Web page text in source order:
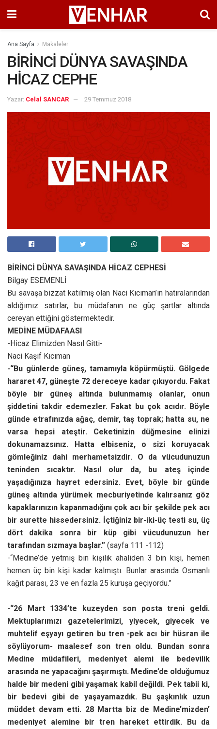
Ana Sayfa Makaleler
BİRİNCİ DÜNYA SAVAŞINDA
HİCAZ CEPHE
Yazar: Celal SANCAR 29 Temmuz 2018
BİRİNCİ DÜNYA SAVAŞINDA HİCAZ CEPHESİ
Bilgay ESEMENLİ
Bu savaşa bizzat katılmış olan Naci Kıcıman’ın hatıralarından
aldığımız satırlar, bu müdafanın ne güç şartlar altında
cereyan ettiğini göstermektedir.
MEDİNE MÜDAFAASI
-Hicaz Elimizden Nasıl Gitti-
Naci Kaşif Kıcıman
-“Bu günlerde güneş, tamamıyla köpürmüştü. Gölgede
hararet 47, güneşte 72 dereceye kadar çıkıyordu. Fakat
böyle bir güneş altında bulunmamış olanlar, onun
şiddetini takdir edemezler. Fakat bu çok acıdır. Böyle
günde etrafınızda ağaç, demir, taş toprak; hatta su, ne
varsa hepsi ateştir. Ceketinizin düğmesine elinizi
dokunamazsınız. Hatta elbiseniz, o sizi koruyacak
gömleğiniz dahi merhametsizdir. O da vücudunuzun
teninden sıcaktır. Nasıl olur da, bu ateş içinde
yaşadığınıza hayret edersiniz. Evet, böyle bir günde
güneş altında yürümek mecburiyetinde kalırsanız göz
kapaklarınızın kapanmadığını çok acı bir şekilde pek acı
bir surette hissedersiniz. İçtiğiniz bir-iki-üç testi su, üç
dört dakika sonra bir küp gibi vücudunuzun her
tarafından sızmaya başlar.” (sayfa 111 -112)
-“Medine’de yetmiş bin kişilik ahaliden 3 bin kişi, hemen
hemen üç bin kişi kadar kalmıştı. Bunlar arasında Osmanlı
kağıt parası, 23 ve en fazla 25 kuruşa geçiyordu.”
-“26 Mart 1334’te kuzeyden son posta treni geldi.
Mektuplarımızı gazetelerimizi, yiyecek, giyecek ve
muhtelif eşyayı getiren bu tren -pek acı bir hüsran ile
söylüyorum- maalesef son tren oldu. Bundan sonra
Medine müdafileri, medeniyet alemi ile bedevilik
arasında ne yapacağını şaşırmıştı. Medine’de olduğumuz
halde bir medeni gibi yaşamak kabil değildi. Pek tabii ki,
bir bedevi gibi de yaşayamazdık. Bu şaşkınlık uzun
müddet devam etti. 28 Martta biz de Medine’mizden’
medeniyet alemine bir tren hareket ettirdik. Bu da